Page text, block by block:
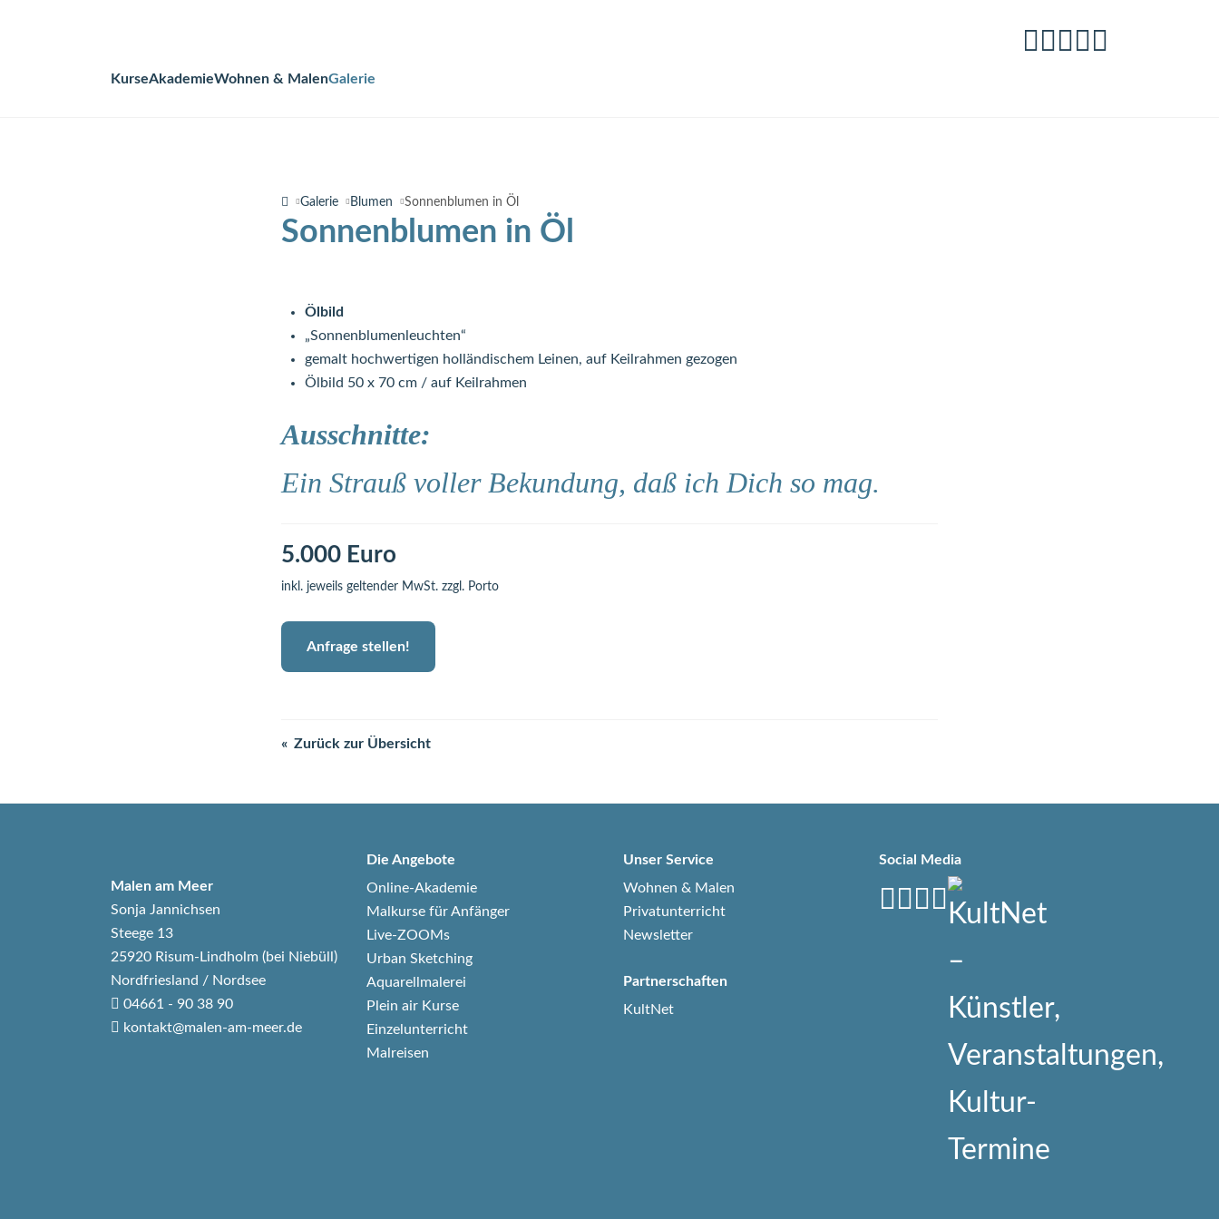
Navigation
KurseAkademieWohnen & MalenGalerie
Galerie Blumen Sonnenblumen in Öl
Sonnenblumen in Öl
Ölbild
„Sonnenblumenleuchten“
gemalt hochwertigen holländischem Leinen, auf Keilrahmen gezogen
Ölbild 50 x 70 cm / auf Keilrahmen
Ausschnitte:
Ein Strauß voller Bekundung, daß ich Dich so mag.
5.000 Euro
inkl. jeweils geltender MwSt. zzgl. Porto
Anfrage stellen!
Zurück zur Übersicht
Malen am Meer
Sonja Jannichsen
Steege 13
25920 Risum-Lindholm (bei Niebüll)
Nordfriesland / Nordsee
04661 - 90 38 90
kontakt@malen-am-meer.de
Die Angebote
Online-Akademie
Malkurse für Anfänger
Live-ZOOMs
Urban Sketching
Aquarellmalerei
Plein air Kurse
Einzelunterricht
Malreisen
Unser Service
Wohnen & Malen
Privatunterricht
Newsletter
Partnerschaften
KultNet
Social Media